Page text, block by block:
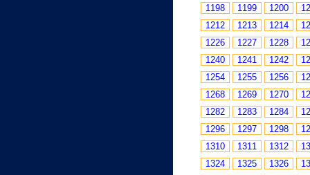
1198
1199 1200
1212
1213 1214
1226
1227 1228
1240
1241 1242
1254
1255 1256
1268
1269 1270
1282
1283 1284
1296
1297 1298
1310
1311 1312
1324
1325 1326